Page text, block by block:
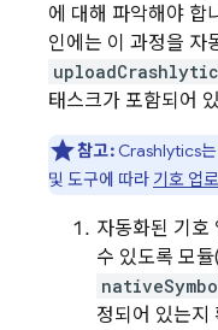
에 대해 파악해야 합
인에는 이 과정을 자
태스크가 포함되어
참고: Crashlytics
및 도구에 따라 기호 업
자동화된 기호
수 있도록 모
정되어 있는지